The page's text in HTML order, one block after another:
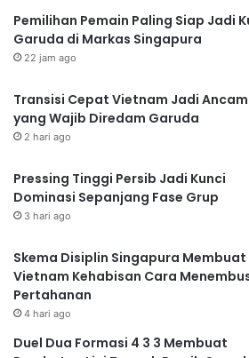
Pemilihan Pemain Paling Siap Jadi
Garuda di Markas Singapura
22 jam ago
Transisi Cepat Vietnam Jadi
yang Wajib Diredam Garuda
2 hari ago
Pressing Tinggi Persib Jadi Kunci
Dominasi Sepanjang Fase Grup
3 hari ago
Skema Disiplin Singapura Membuat
Vietnam Kehabisan Cara
Pertahanan
4 hari ago
Duel Dua Formasi 4 3 3 Membuat